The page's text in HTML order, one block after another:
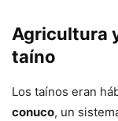
Agricultura
taíno
Los taínos eran
conuco, un